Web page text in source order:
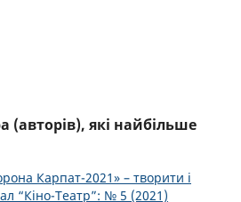
(авторів), які найбільше
Карпат-2021» – творити і
“Кіно-Театр”: № 5 (2021)